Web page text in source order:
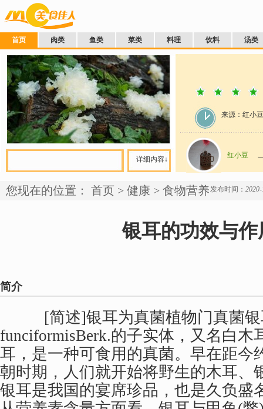
首页 肉类 鱼类 菜类 料理 饮料 汤类
详细内容↓
来源：红小豆
红小豆
发布时间：
您现在的位置： 首页 > 健康 > 食物营养
银耳的功效与作
简介
[简述]银耳为真菌植物门真菌银
funciformisBerk.的子实体，又名白木
耳，是一种可食用的真菌。早在距今
朝时期，人们就开始将野生的木耳、
银耳是我国的宴席珍品，也是久负盛